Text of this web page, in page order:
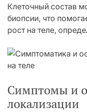
Клеточный состав
биопсии, что
рост на теле,
Симптомы и
локализации